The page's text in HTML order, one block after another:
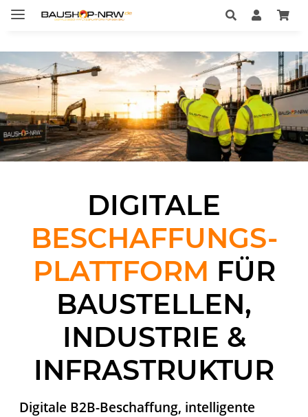
DIGITALE
BESCHAFFUNGS-
PLATTFORM FÜR
BAUSTELLEN,
INDUSTRIE &
INFRASTRUKTUR
Digitale B2B-Beschaffung, intelligente